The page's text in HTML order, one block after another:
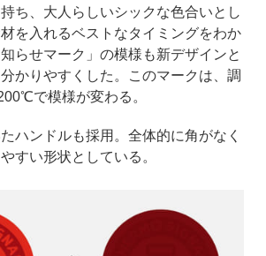
ち、大人らしいシックな色合いとし
を入れるベストなタイミングをわか
らせマーク」の模様も新デザインと
かりやすくした。このマークは、調
で模様が変わる。
ハンドルも採用。全体的に角がなく
すい形状としている。